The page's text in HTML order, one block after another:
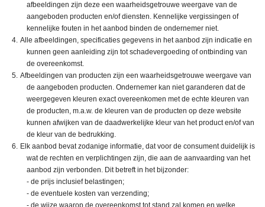
afbeeldingen zijn deze een waarheidsgetrouwe weergave van de
aangeboden producten en/of diensten. Kennelijke vergissingen of
kennelijke fouten in het aanbod binden de ondernemer niet.
Alle afbeeldingen, specificaties gegevens in het aanbod zijn indicatie en
kunnen geen aanleiding zijn tot schadevergoeding of ontbinding van
de overeenkomst.
Afbeeldingen van producten zijn een waarheidsgetrouwe weergave van
de aangeboden producten. Ondernemer kan niet garanderen dat de
weergegeven kleuren exact overeenkomen met de echte kleuren van
de producten, m.a.w. de kleuren van de producten op deze website
kunnen afwijken van de daadwerkelijke kleur van het product en/of van
de kleur van de bedrukking.
Elk aanbod bevat zodanige informatie, dat voor de consument duidelijk is
wat de rechten en verplichtingen zijn, die aan de aanvaarding van het
aanbod zijn verbonden. Dit betreft in het bijzonder:
- de prijs inclusief belastingen;
- de eventuele kosten van verzending;
- de wijze waarop de overeenkomst tot stand zal komen en welke